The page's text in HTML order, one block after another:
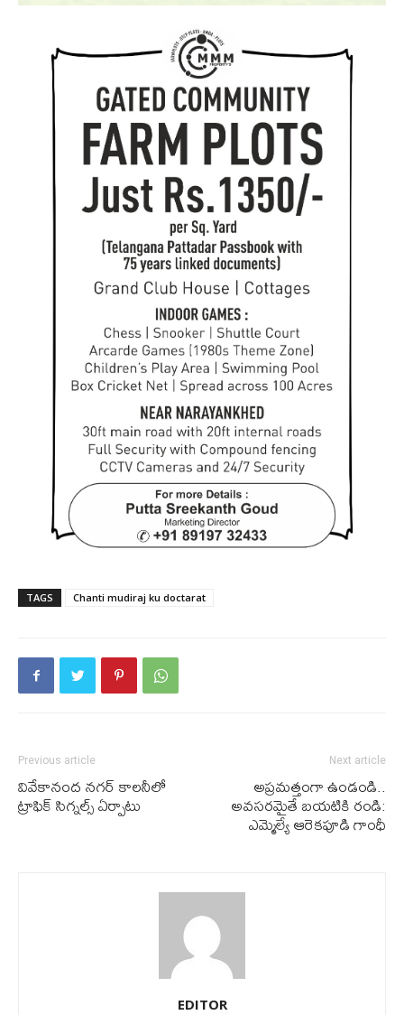
TAGS Chanti mudiraj ku doctarat
Previous article
వివేకానంద నగర్ కాలనీలో
ట్రాఫిక్ సిగ్నల్స్ ఏర్పాటు
Next article
అప్రమత్తంగా ఉండండి..
అవసరమైతే బయటికి రండి:
ఎమ్మెల్యే ఆరెకపూడి గాంధీ
EDITOR